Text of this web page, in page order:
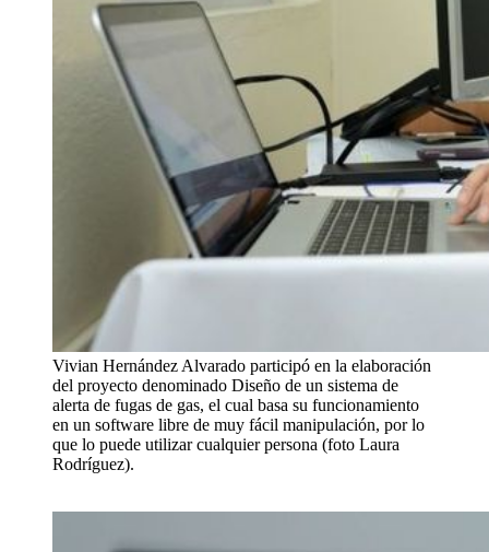
Vivian Hernández Alvarado participó en la elaboración
del proyecto denominado Diseño de un sistema de
alerta de fugas de gas, el cual basa su funcionamiento
en un software libre de muy fácil manipulación, por lo
que lo puede utilizar cualquier persona (foto Laura
Rodríguez).